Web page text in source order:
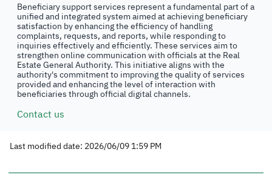
Beneficiary support services represent a fundamental part of a
unified and integrated system aimed at achieving beneficiary
satisfaction by enhancing the efficiency of handling
complaints, requests, and reports, while responding to
inquiries effectively and efficiently. These services aim to
strengthen online communication with officials at the Real
Estate General Authority. This initiative aligns with the
authority's commitment to improving the quality of services
provided and enhancing the level of interaction with
beneficiaries through official digital channels.
Contact us
Last modified date: 2026/06/09 1:59 PM